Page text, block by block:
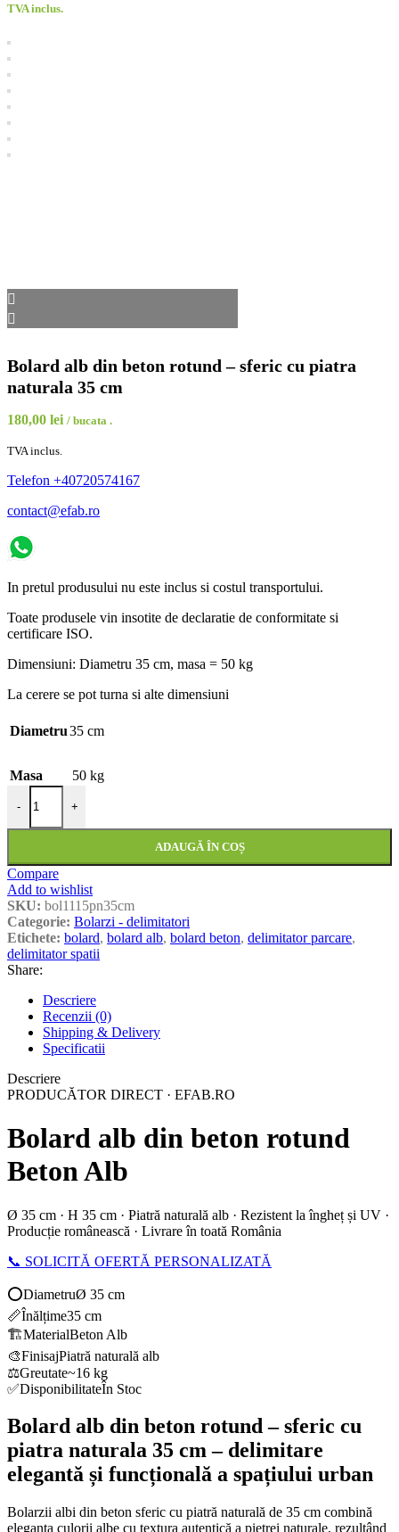
TVA inclus.
Bolard alb din beton rotund – sferic cu piatra
naturala 35 cm
180,00 lei / bucata .
TVA inclus.
Telefon +40720574167
contact@efab.ro
In pretul produsului nu este inclus si costul transportului.
Toate produsele vin insotite de declaratie de conformitate si
certificare ISO.
Dimensiuni: Diametru 35 cm, masa = 50 kg
La cerere se pot turna si alte dimensiuni
Diametru35 cm
Masa 50 kg
-
Cantitate Bolard alb din beton rotund - sferic cu piatra naturala 35 cm
+
ADAUGĂ ÎN COȘ
Compare
Add to wishlist
SKU: bol1115pn35cm
Categorie: Bolarzi - delimitatori
Etichete: bolard, bolard alb, bolard beton, delimitator parcare,
delimitator spatii
Share:
Descriere
Recenzii (0)
Shipping & Delivery
Specificatii
Descriere
PRODUCĂTOR DIRECT · EFAB.RO
Bolard alb din beton rotund
Beton Alb
Ø 35 cm · H 35 cm · Piatră naturală alb · Rezistent la îngheț și UV ·
Producție românească · Livrare în toată România
📞 SOLICITĂ OFERTĂ PERSONALIZATĂ
⭕DiametruØ 35 cm
📏Înălțime35 cm
🏗️MaterialBeton Alb
🎨FinisajPiatră naturală alb
⚖️Greutate~16 kg
✅DisponibilitateÎn Stoc
Bolard alb din beton rotund – sferic cu
piatra naturala 35 cm – delimitare
elegantă și funcțională a spațiului urban
Bolarzii albi din beton sferic cu piatră naturală de 35 cm combină
eleganța culorii albe cu textura autentică a pietrei naturale, rezultând